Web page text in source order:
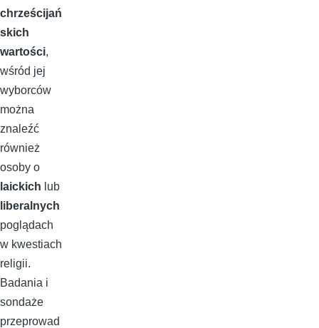
chrześcijań
skich
wartości,
wśród jej
wyborców
można
znaleźć
również
osoby o
laickich lub
liberalnych
poglądach
w kwestiach
religii.
Badania i
sondaże
przeprowad